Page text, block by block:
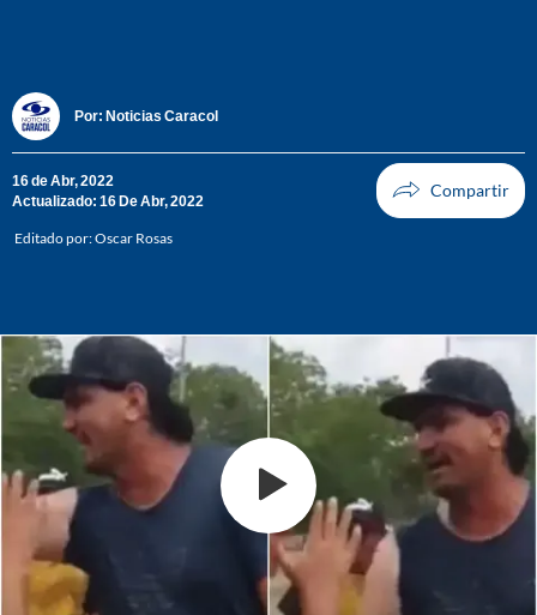
Por: Noticias Caracol
16 de Abr, 2022
Actualizado: 16 De Abr, 2022
Editado por:Oscar Rosas